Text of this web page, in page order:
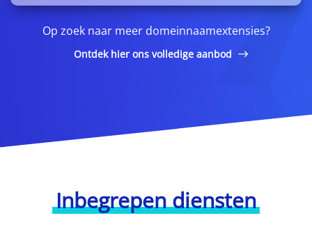
Op zoek naar meer domeinnaamextensies?
Ontdek hier ons volledige aanbod
Inbegrepen diensten